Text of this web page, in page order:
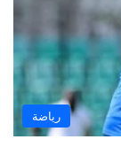
رياضة